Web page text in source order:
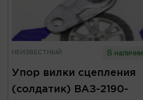
НЕИЗВЕСТНЫЙ В наличии
Упор вилки сцепления
(солдатик) ВАЗ-2190-